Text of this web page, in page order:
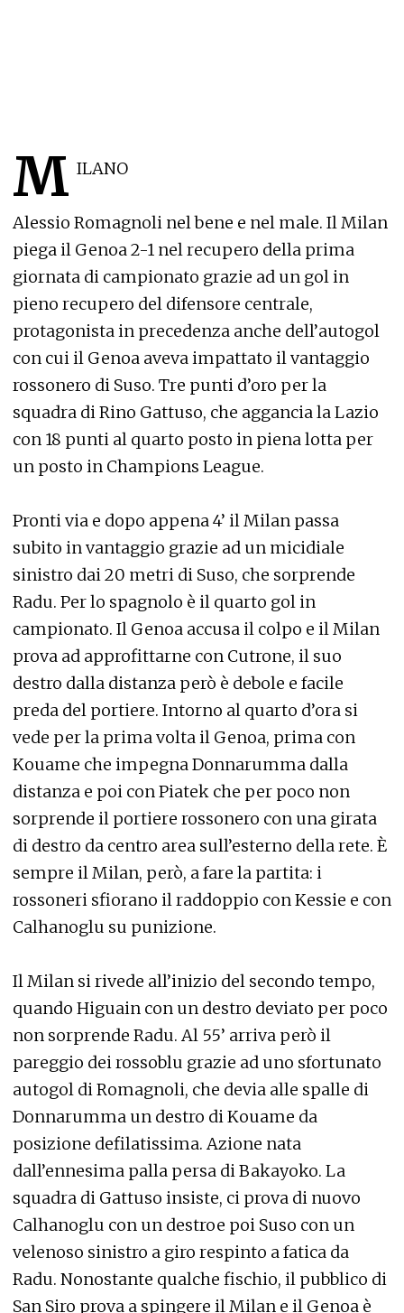
M ILANO
Alessio Romagnoli nel bene e nel male. Il Milan
piega il Genoa 2-1 nel recupero della prima
giornata di campionato grazie ad un gol in
pieno recupero del difensore centrale,
protagonista in precedenza anche dell’autogol
con cui il Genoa aveva impattato il vantaggio
rossonero di Suso. Tre punti d’oro per la
squadra di Rino Gattuso, che aggancia la Lazio
con 18 punti al quarto posto in piena lotta per
un posto in Champions League.
Pronti via e dopo appena 4’ il Milan passa
subito in vantaggio grazie ad un micidiale
sinistro dai 20 metri di Suso, che sorprende
Radu. Per lo spagnolo è il quarto gol in
campionato. Il Genoa accusa il colpo e il Milan
prova ad approfittarne con Cutrone, il suo
destro dalla distanza però è debole e facile
preda del portiere. Intorno al quarto d’ora si
vede per la prima volta il Genoa, prima con
Kouame che impegna Donnarumma dalla
distanza e poi con Piatek che per poco non
sorprende il portiere rossonero con una girata
di destro da centro area sull’esterno della rete. È
sempre il Milan, però, a fare la partita: i
rossoneri sfiorano il raddoppio con Kessie e con
Calhanoglu su punizione.
Il Milan si rivede all’inizio del secondo tempo,
quando Higuain con un destro deviato per poco
non sorprende Radu. Al 55’ arriva però il
pareggio dei rossoblu grazie ad uno sfortunato
autogol di Romagnoli, che devia alle spalle di
Donnarumma un destro di Kouame da
posizione defilatissima. Azione nata
dall’ennesima palla persa di Bakayoko. La
squadra di Gattuso insiste, ci prova di nuovo
Calhanoglu con un destroe poi Suso con un
velenoso sinistro a giro respinto a fatica da
Radu. Nonostante qualche fischio, il pubblico di
San Siro prova a spingere il Milan e il Genoa è